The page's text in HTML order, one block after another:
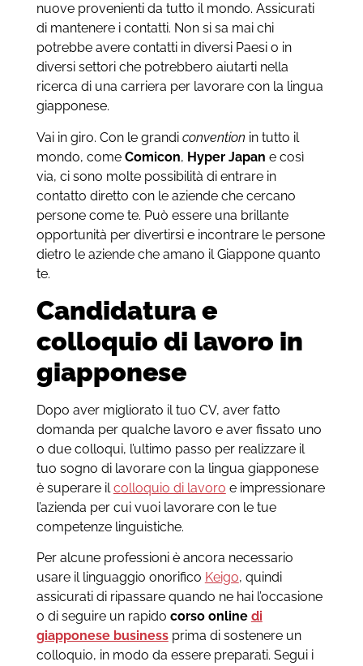
nuove provenienti da tutto il mondo. Assicurati
di mantenere i contatti. Non si sa mai chi
potrebbe avere contatti in diversi Paesi o in
diversi settori che potrebbero aiutarti nella
ricerca di una carriera per lavorare con la lingua
giapponese.
Vai in giro. Con le grandi convention in tutto il
mondo, come Comicon, Hyper Japan e così
via, ci sono molte possibilità di entrare in
contatto diretto con le aziende che cercano
persone come te. Può essere una brillante
opportunità per divertirsi e incontrare le persone
dietro le aziende che amano il Giappone quanto
te.
Candidatura e
colloquio di lavoro in
giapponese
Dopo aver migliorato il tuo CV, aver fatto
domanda per qualche lavoro e aver fissato uno
o due colloqui, l’ultimo passo per realizzare il
tuo sogno di lavorare con la lingua giapponese
è superare ilcolloquio di lavoro e impressionare
l’azienda per cui vuoi lavorare con le tue
competenze linguistiche.
Per alcune professioni è ancora necessario
usare il linguaggio onorifico Keigo, quindi
assicurati di ripassare quando ne hai l’occasione
o di seguire un rapido corso online di
giapponese businessprima di sostenere un
colloquio, in modo da essere preparati. Segui i